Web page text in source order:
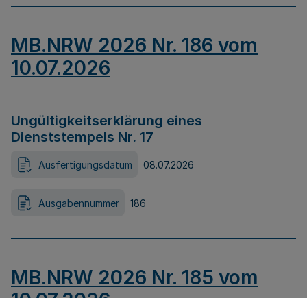
MB.NRW 2026 Nr. 186 vom
10.07.2026
Ungültigkeitserklärung eines
Dienststempels Nr. 17
Ausfertigungsdatum 08.07.2026
Ausgabennummer 186
MB.NRW 2026 Nr. 185 vom